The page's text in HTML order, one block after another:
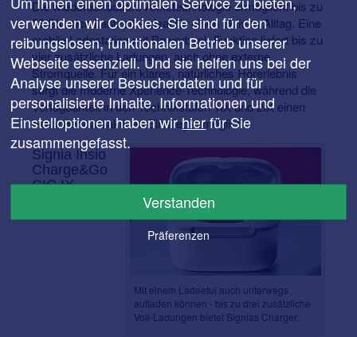
Die wiederaufladbare Akkutechnologie ermöglicht bis zu
28 Stunden Laufzeit – ideal für einen aktiven Alltag. Eine
mobile Ladestation mit Powerbank-Funktion liefert bis zu
vier zusätzliche Ladungen, auch ohne externe
Stromquelle. Für ein klares, natürliches Hörerlebnis
sorgt die moderne Xperience-Technologie, während die
Verfügbarkeit in den Technikstufen 1IX und 2IX einen
besonders attraktiven Einstieg ermöglicht.
Mit einem Ladeetui auch unterwegs
aufladen können - bis zu drei zusätzliche
Voll-Ladungen bietet Signias Charger.
Signia Insio
Charge&Go
CIC IX –
verwenden wir Cookies. Sie sind für den
reibungslosen, funktionalen Betrieb unserer
Webseite essenziell. Und sie helfen uns bei der
Analyse unserer Besucherdaten und für
personalisierte Inhalte. Informationen und
Einstelloptionen haben wirhierfür Sie
zusammengefasst.
Verstanden
Präferenzen